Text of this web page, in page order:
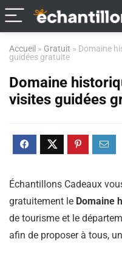
Accueil » Gratuit » Domaine
guidées gratuite
Domaine
visites guidées
Échantillons Cadeaux
gratuitement le Domaine
de tourisme et le
afin de proposer à tous,